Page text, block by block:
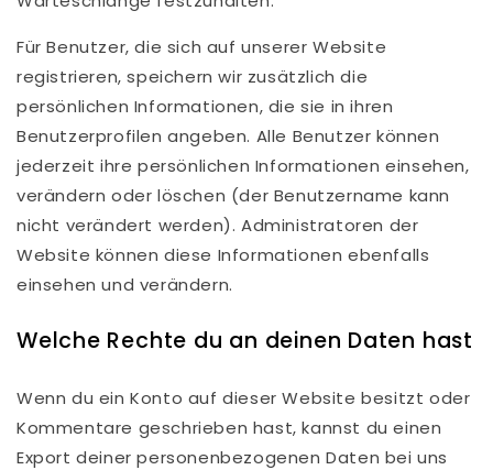
Für Benutzer, die sich auf unserer Website
registrieren, speichern wir zusätzlich die
persönlichen Informationen, die sie in ihren
Benutzerprofilen angeben. Alle Benutzer können
jederzeit ihre persönlichen Informationen einsehen,
verändern oder löschen (der Benutzername kann
nicht verändert werden). Administratoren der
Website können diese Informationen ebenfalls
einsehen und verändern.
Welche Rechte du an deinen Daten hast
Wenn du ein Konto auf dieser Website besitzt oder
Kommentare geschrieben hast, kannst du einen
Export deiner personenbezogenen Daten bei uns